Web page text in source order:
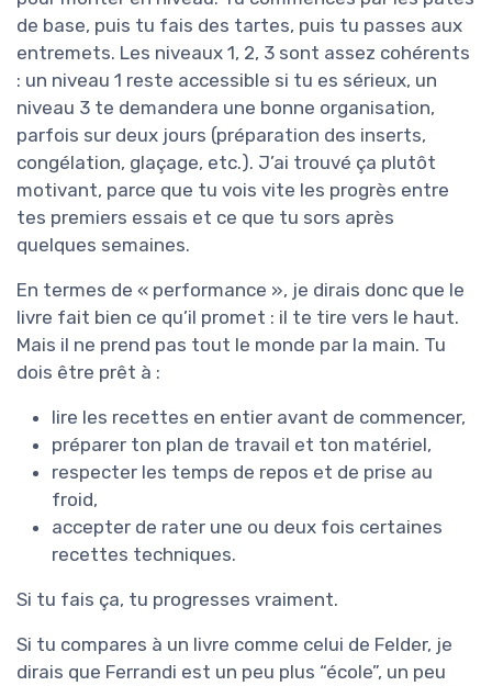
de base, puis tu fais des tartes, puis tu passes aux
entremets. Les niveaux 1, 2, 3 sont assez cohérents
: un niveau 1 reste accessible si tu es sérieux, un
niveau 3 te demandera une bonne organisation,
parfois sur deux jours (préparation des inserts,
congélation, glaçage, etc.). J’ai trouvé ça plutôt
motivant, parce que tu vois vite les progrès entre
tes premiers essais et ce que tu sors après
quelques semaines.
En termes de « performance », je dirais donc que le
livre fait bien ce qu’il promet : il te tire vers le haut.
Mais il ne prend pas tout le monde par la main. Tu
dois être prêt à :
lire les recettes en entier avant de commencer,
préparer ton plan de travail et ton matériel,
respecter les temps de repos et de prise au
froid,
accepter de rater une ou deux fois certaines
recettes techniques.
Si tu fais ça, tu progresses vraiment.
Si tu compares à un livre comme celui de Felder, je
dirais que Ferrandi est un peu plus “école”, un peu